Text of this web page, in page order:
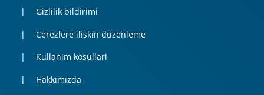
Gizlilik bildirimi
Cerezlere iliskin duzenleme
Kullanim kosullari
Hakkımızda